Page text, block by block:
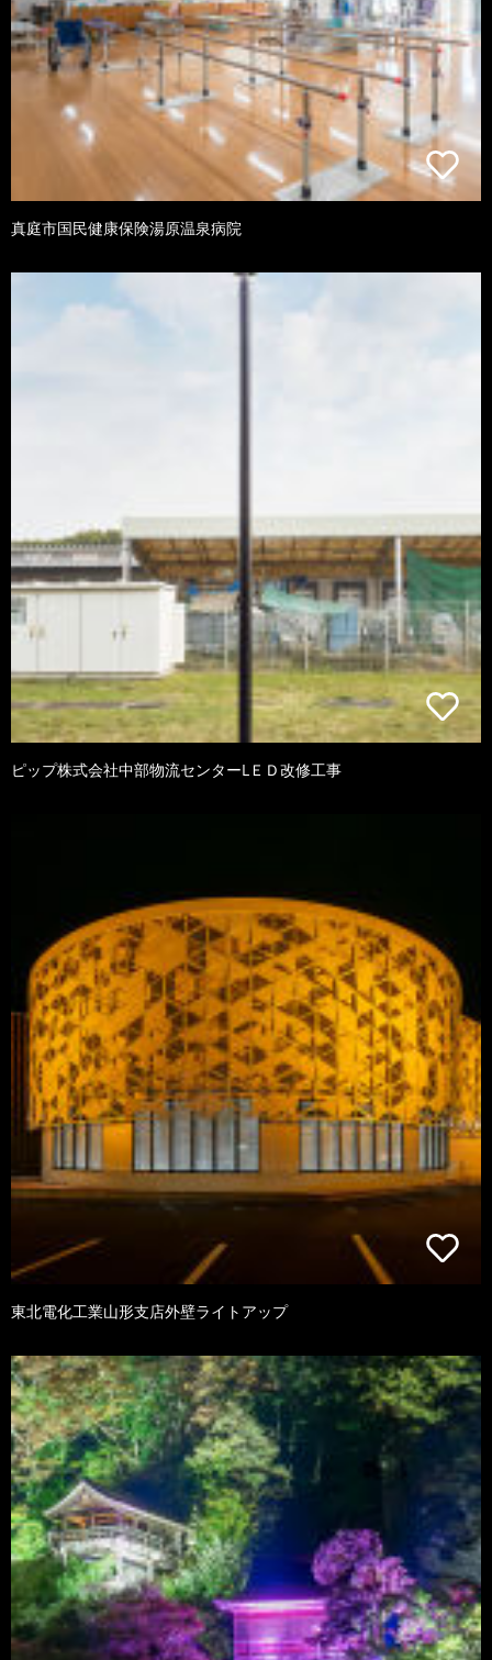
真庭市国民健康保険湯原温泉病院
ピップ株式会社中部物流センターLＥＤ改修工事
東北電化工業山形支店外壁ライトアップ